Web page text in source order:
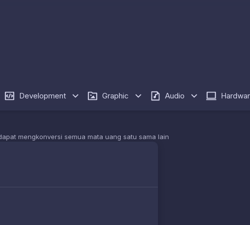
Development Graphic Audio
mengkonversi semua mata uang satu sama lain